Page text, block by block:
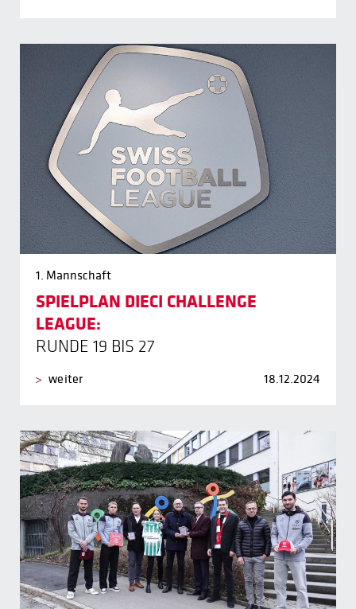
1. Mannschaft
SPIELPLAN DIECI CHALLENGE
LEAGUE:
RUNDE 19 BIS 27
weiter 18.12.2024